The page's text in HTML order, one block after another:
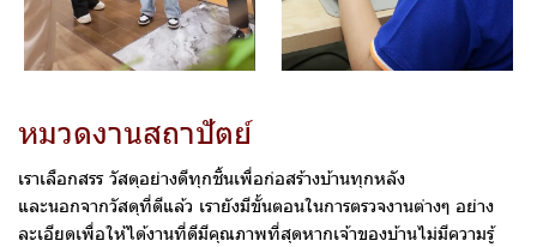
หมวดงานสถาปัตย์
เราเลือกสรร วัสดุอย่างดีทุกชิ้นเพื่อก่อสร้างบ้านทุกหลัง
และนอกจากวัสดุที่ดีแล้ว เรายังมีขั้นตอนในการตรวจงานต่างๆ อย่าง
ละเอียดเพื่อให้ได้งานที่ดีมีคุณภาพที่สุดหากเจ้าของบ้านไม่มีความรู้